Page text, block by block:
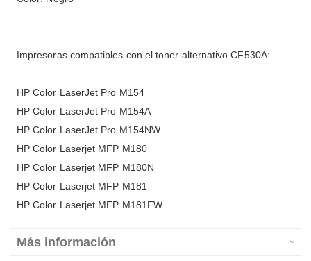
Impresoras compatibles con el toner alternativo CF530A:
HP Color LaserJet Pro M154
HP Color LaserJet Pro M154A
HP Color LaserJet Pro M154NW
HP Color Laserjet MFP M180
HP Color Laserjet MFP M180N
HP Color Laserjet MFP M181
HP Color Laserjet MFP M181FW
Más información